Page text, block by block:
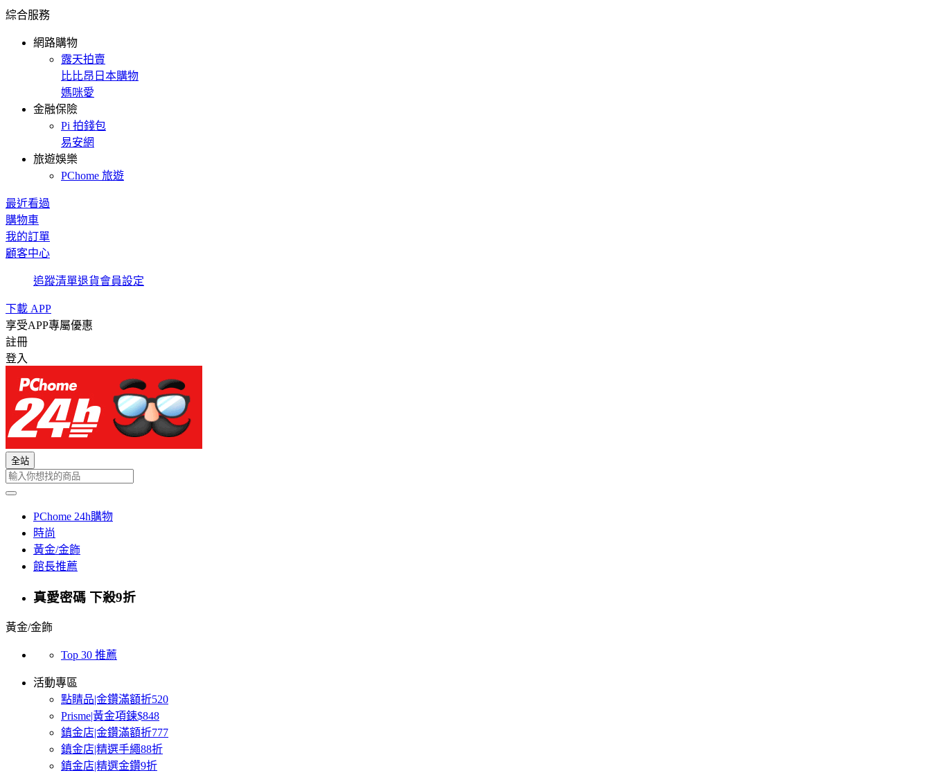
綜合服務
網路購物
露天拍賣
比比昂日本購物
媽咪愛
金融保險
Pi 拍錢包
易安網
旅遊娛樂
PChome 旅遊
最近看過
購物車
我的訂單
顧客中心
追蹤清單退貨會員設定
下載 APP
享受APP專屬優惠
註冊
登入
全站
PChome 24h購物
時尚
黃金/金飾
館長推薦
真愛密碼 下殺9折
黃金/金飾
Top 30 推薦
活動專區
點睛品|金鑽滿額折520
Prisme|黃金項鍊$848
鎮金店|金鑽滿額折777
鎮金店|精選手繩88折
鎮金店|精選金鑽9折